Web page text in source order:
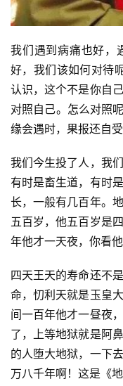
资
讯
我们遇到病痛也好，
好，我们该如何对待
认识，这个不是你自
对照自己。怎么对照
缘会遇时，果报还自
我们今生投了人，我
有时是畜生道，有时
长，一般有几百年。
五百岁，他五百岁是
年他才一天夜，你看
四天王天的寿命还不
命，忉利天就是玉皇
间一百年他才一昼夜
了，上等地狱就是阿
的人堕大地狱，一下
万八千年啊！这是《